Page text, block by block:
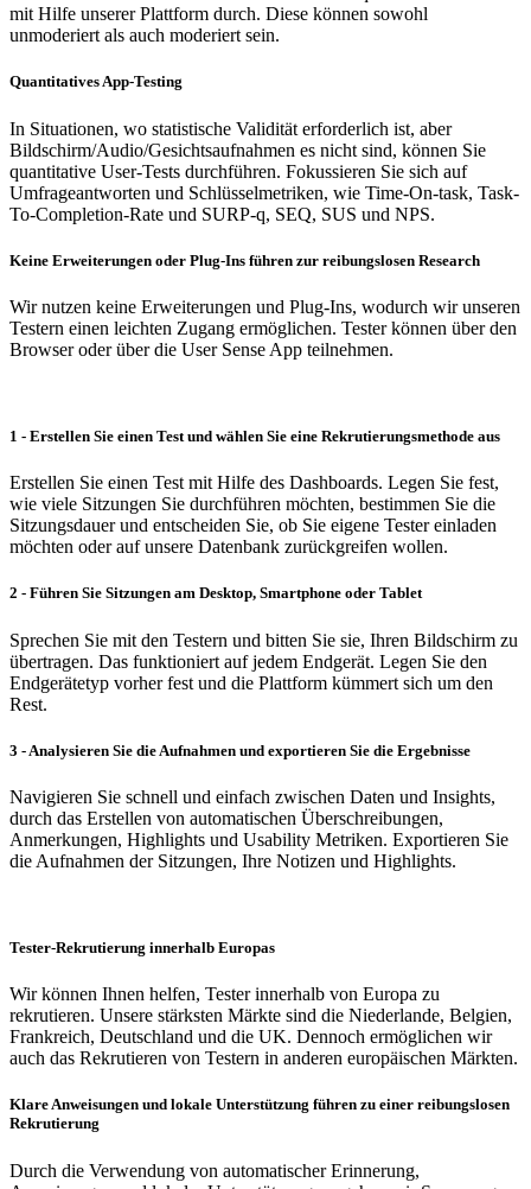
mit Hilfe unserer Plattform durch. Diese können sowohl
unmoderiert als auch moderiert sein.
Quantitatives App-Testing
In Situationen, wo statistische Validität erforderlich ist, aber
Bildschirm/Audio/Gesichtsaufnahmen es nicht sind, können Sie
quantitative User-Tests durchführen. Fokussieren Sie sich auf
Umfrageantworten und Schlüsselmetriken, wie Time-On-task, Task-
To-Completion-Rate und SURP-q, SEQ, SUS und NPS.
Keine Erweiterungen oder Plug-Ins führen zur reibungslosen Research
Wir nutzen keine Erweiterungen und Plug-Ins, wodurch wir unseren
Testern einen leichten Zugang ermöglichen. Tester können über den
Browser oder über die User Sense App teilnehmen.
1 - Erstellen Sie einen Test und wählen Sie eine Rekrutierungsmethode aus
Erstellen Sie einen Test mit Hilfe des Dashboards. Legen Sie fest,
wie viele Sitzungen Sie durchführen möchten, bestimmen Sie die
Sitzungsdauer und entscheiden Sie, ob Sie eigene Tester einladen
möchten oder auf unsere Datenbank zurückgreifen wollen.
2 - Führen Sie Sitzungen am Desktop, Smartphone oder Tablet
Sprechen Sie mit den Testern und bitten Sie sie, Ihren Bildschirm zu
übertragen. Das funktioniert auf jedem Endgerät. Legen Sie den
Endgerätetyp vorher fest und die Plattform kümmert sich um den
Rest.
3 - Analysieren Sie die Aufnahmen und exportieren Sie die Ergebnisse
Navigieren Sie schnell und einfach zwischen Daten und Insights,
durch das Erstellen von automatischen Überschreibungen,
Anmerkungen, Highlights und Usability Metriken. Exportieren Sie
die Aufnahmen der Sitzungen, Ihre Notizen und Highlights.
Tester-Rekrutierung innerhalb Europas
Wir können Ihnen helfen, Tester innerhalb von Europa zu
rekrutieren. Unsere stärksten Märkte sind die Niederlande, Belgien,
Frankreich, Deutschland und die UK. Dennoch ermöglichen wir
auch das Rekrutieren von Testern in anderen europäischen Märkten.
Klare Anweisungen und lokale Unterstützung führen zu einer reibungslosen
Rekrutierung
Durch die Verwendung von automatischer Erinnerung,